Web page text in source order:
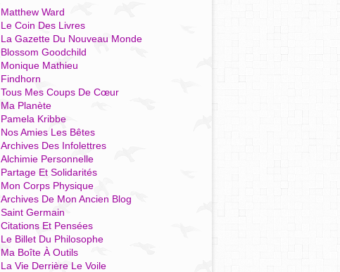
Matthew Ward
Le Coin Des Livres
La Gazette Du Nouveau Monde
Blossom Goodchild
Monique Mathieu
Findhorn
Tous Mes Coups De Cœur
Ma Planète
Pamela Kribbe
Nos Amies Les Bêtes
Archives Des Infolettres
Alchimie Personnelle
Partage Et Solidarités
Mon Corps Physique
Archives De Mon Ancien Blog
Saint Germain
Citations Et Pensées
Le Billet Du Philosophe
Ma Boîte À Outils
La Vie Derrière Le Voile